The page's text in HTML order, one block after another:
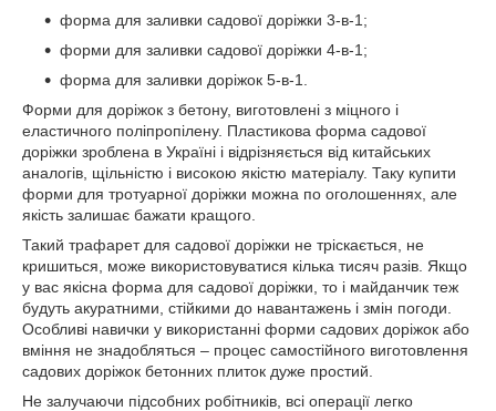
форма для заливки садової доріжки 3-в-1;
форми для заливки садової доріжки 4-в-1;
форма для заливки доріжок 5-в-1.
Форми для доріжок з бетону, виготовлені з міцного і
еластичного поліпропілену. Пластикова форма садової
доріжки зроблена в Україні і відрізняється від китайських
аналогів, щільністю і високою якістю матеріалу. Таку купити
форми для тротуарної доріжки можна по оголошеннях, але
якість залишає бажати кращого.
Такий трафарет для садової доріжки не тріскається, не
кришиться, може використовуватися кілька тисяч разів. Якщо
у вас якісна форма для садової доріжки, то і майданчик теж
будуть акуратними, стійкими до навантажень і змін погоди.
Особливі навички у використанні форми садових доріжок або
вміння не знадобляться – процес самостійного виготовлення
садових доріжок бетонних плиток дуже простий.
Не залучаючи підсобних робітників, всі операції легко